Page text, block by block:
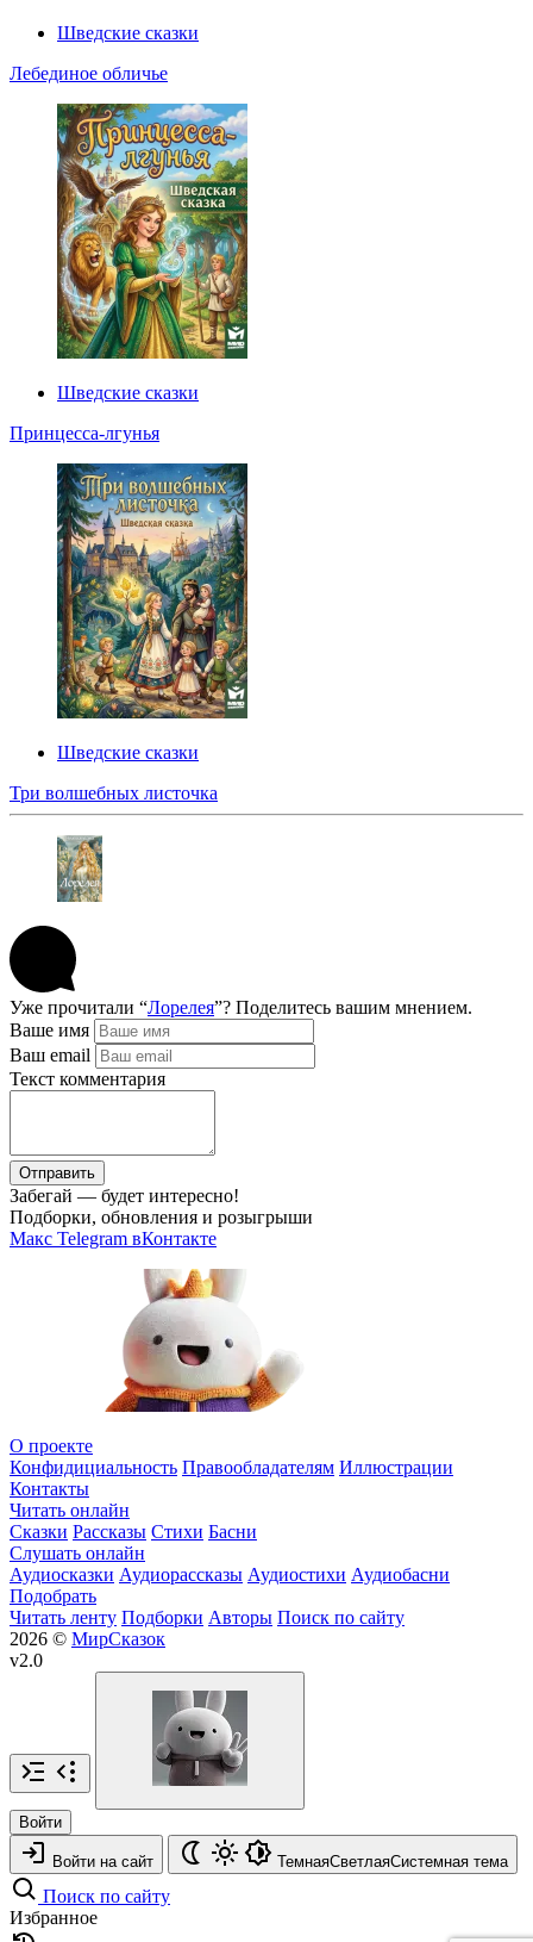
Шведские сказки
Лебединое обличье
Шведские сказки
Принцесса-лгунья
Шведские сказки
Три волшебных листочка
Уже прочитали “Лорелея”? Поделитесь вашим мнением.
Ваше имя
Ваш email
Текст комментария
Отправить
Забегай — будет интересно!
Подборки, обновления и розыгрыши
Макс Telegram вКонтакте
О проекте
Конфидициальность Правообладателям Иллюстрации
Контакты
Читать онлайн
Сказки Рассказы Стихи Басни
Слушать онлайн
Аудиосказки Аудиорассказы Аудиостихи Аудиобасни
Подобрать
Читать ленту Подборки Авторы Поиск по сайту
2026 © МирСказок
v2.0
Войти
Войти на сайт ТемнаяСветлаяСистемная тема
Поиск по сайту
Избранное